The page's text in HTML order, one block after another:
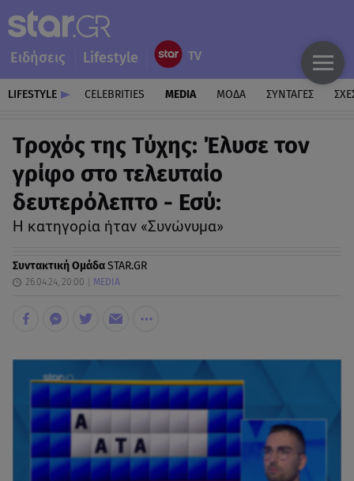
Ειδήσεις Lifestyle
LIFESTYLE CELEBRITIES MEDIA ΜΟΔΑ ΣΥΝΤΑΓΕΣ
Τροχός της Τύχης: Έλυσε τον
γρίφο στο τελευταίο
δευτερόλεπτο - Εσύ:
Η κατηγορία ήταν «Συνώνυμα»
Συντακτική ΟμάδαSTAR.GR
26.04.24, 20:00 MEDIA